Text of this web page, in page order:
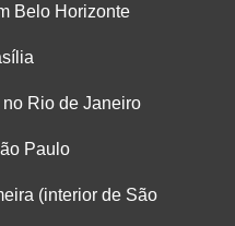
Belo Horizonte
Rio de Janeiro
Paulo
(interior de São